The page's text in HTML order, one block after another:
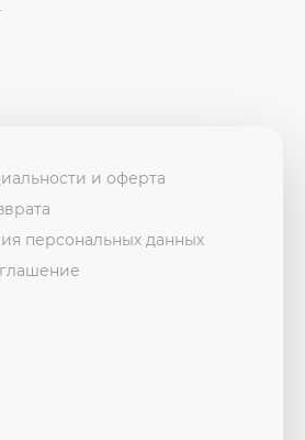
и оферта
персональных данных